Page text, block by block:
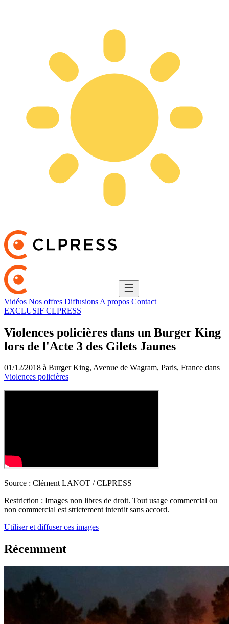
Vidéos Nos offres Diffusions A propos Contact
EXCLUSIF CLPRESS
Violences policières dans un Burger King
lors de l'Acte 3 des Gilets Jaunes
01/12/2018 à Burger King, Avenue de Wagram, Paris, France dans
Violences policières
Source : Clément LANOT / CLPRESS
Restriction : Images non libres de droit. Tout usage commercial ou
non commercial est strictement interdit sans accord.
Utiliser et diffuser ces images
Récemment